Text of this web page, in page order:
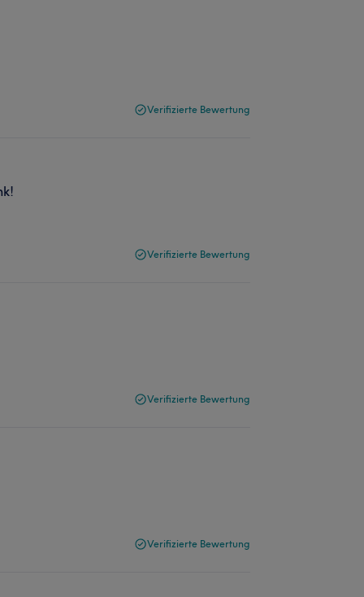
Verifizierte Bewertung
Verifizierte Bewertung
Verifizierte Bewertung
Verifizierte Bewertung